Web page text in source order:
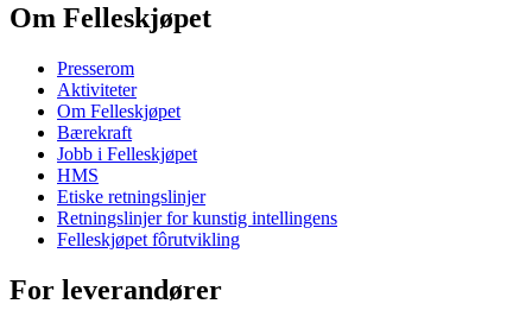
Om Felleskjøpet
Presserom
Aktiviteter
Om Felleskjøpet
Bærekraft
Jobb i Felleskjøpet
HMS
Etiske retningslinjer
Retningslinjer for kunstig intellingens
Felleskjøpet fôrutvikling
For leverandører